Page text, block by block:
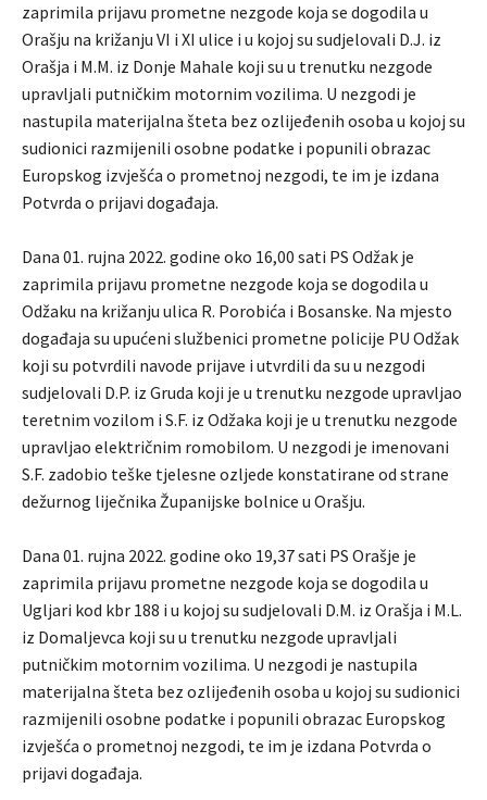
zaprimila prijavu prometne nezgode koja se dogodila u
Orašju na križanju VI i XI ulice i u kojoj su sudjelovali D.J. iz
Orašja i M.M. iz Donje Mahale koji su u trenutku nezgode
upravljali putničkim motornim vozilima. U nezgodi je
nastupila materijalna šteta bez ozlijeđenih osoba u kojoj su
sudionici razmijenili osobne podatke i popunili obrazac
Europskog izvješća o prometnoj nezgodi, te im je izdana
Potvrda o prijavi događaja.
Dana 01. rujna 2022. godine oko 16,00 sati PS Odžak je
zaprimila prijavu prometne nezgode koja se dogodila u
Odžaku na križanju ulica R. Porobića i Bosanske. Na mjesto
događaja su upućeni službenici prometne policije PU Odžak
koji su potvrdili navode prijave i utvrdili da su u nezgodi
sudjelovali D.P. iz Gruda koji je u trenutku nezgode upravljao
teretnim vozilom i S.F. iz Odžaka koji je u trenutku nezgode
upravljao električnim romobilom. U nezgodi je imenovani
S.F. zadobio teške tjelesne ozljede konstatirane od strane
dežurnog liječnika Županijske bolnice u Orašju.
Dana 01. rujna 2022. godine oko 19,37 sati PS Orašje je
zaprimila prijavu prometne nezgode koja se dogodila u
Ugljari kod kbr 188 i u kojoj su sudjelovali D.M. iz Orašja i M.L.
iz Domaljevca koji su u trenutku nezgode upravljali
putničkim motornim vozilima. U nezgodi je nastupila
materijalna šteta bez ozlijeđenih osoba u kojoj su sudionici
razmijenili osobne podatke i popunili obrazac Europskog
izvješća o prometnoj nezgodi, te im je izdana Potvrda o
prijavi događaja.